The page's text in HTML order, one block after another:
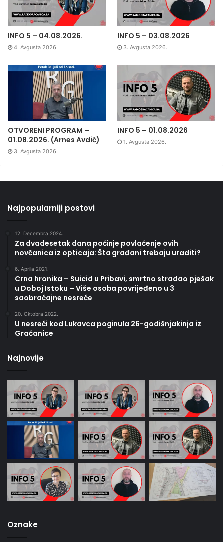
INFO 5 – 04.08.2026.
4. Avgusta 2026.
INFO 5 – 03.08.2026
3. Avgusta 2026.
OTVORENI PROGRAM –
01.08.2026. (Arnes Avdić)
3. Avgusta 2026.
INFO 5 – 01.08.2026
1. Avgusta 2026.
Najpopularniji postovi
12. Decembra 2024.
Za dvadesetak dana počinje povlačenje ovih
novčanica iz opticaja: Šta građani trebaju uraditi?
6. Aprila 2021.
Crna hronika – Suicid u Pribavi, smrtno stradao pješak
u Doboj Istoku – Više osoba povrijeđeno u 3
saobraćajne nesreće
20. Oktobra 2022.
U nesreći kod Lukavca poginula 26-godišnjakinja iz
Gračanice
Najnovije
Oznake